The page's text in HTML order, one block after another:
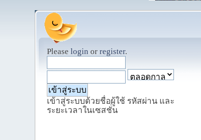
Please login or register.
เข้าสู่ระบบด้วยชื่อผู้ใช้ รหัสผ่าน และ
ระยะเวลาในเซสชั่น